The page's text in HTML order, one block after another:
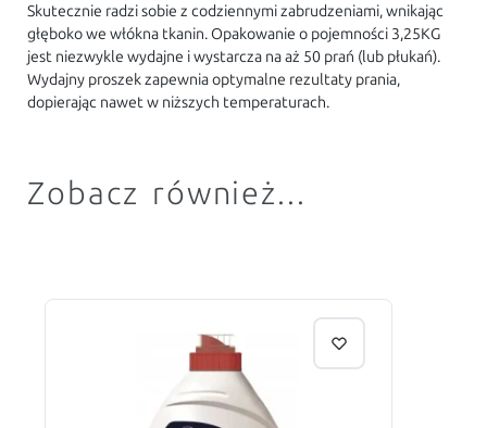
Skutecznie radzi sobie z codziennymi zabrudzeniami, wnikając
głęboko we włókna tkanin. Opakowanie o pojemności 3,25KG
jest niezwykle wydajne i wystarcza na aż 50 prań (lub płukań).
Wydajny proszek zapewnia optymalne rezultaty prania,
dopierając nawet w niższych temperaturach.
Zobacz również...